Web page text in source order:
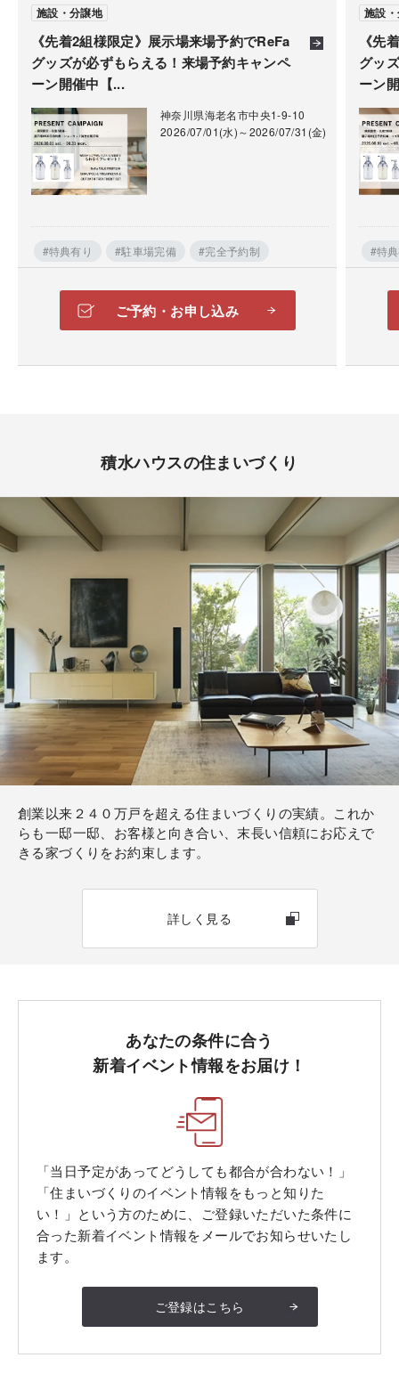
《先着2組様限定》展示場来場予約でReFa
グッズが必ずもらえる！来場予約キャンペ
ーン開催中【...
施設・分譲地
神奈川県海老名市中央1-9-10
2026/07/01(水)～2026/07/31(金)
#特典有り #駐車場完備 #完全予約制
ご予約・お申し込み
《先
グッ
ーン
施設
#特
積水ハウスの住まいづくり
創業以来２４０万戸を超える住まいづくりの実績。これか
らも一邸一邸、お客様と向き合い、末長い信頼にお応えで
きる家づくりをお約束します。
詳しく見る
あなたの条件に合う
新着イベント情報をお届け！
「当日予定があってどうしても都合が合わない！」
「住まいづくりのイベント情報をもっと知りた
い！」という方のために、ご登録いただいた条件に
合った新着イベント情報をメールでお知らせいたし
ます。
ご登録はこちら